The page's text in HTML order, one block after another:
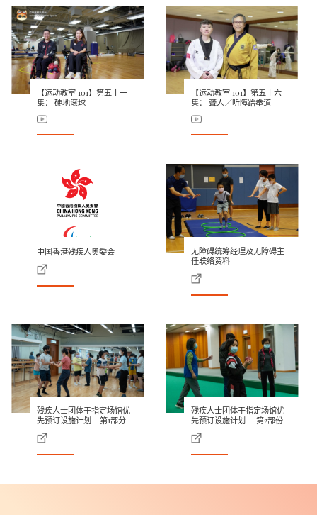
【运动教室 101】第五十一
集： 硬地滚球
【运动教室 101】第五十六
集： 聋人／听障跆拳道
中国香港残疾人奥委会
无障碍统筹经理及无障碍主
任联络资料
残疾人士团体于指定场馆优
先预订设施计划 - 第1部分
残疾人士团体于指定场馆优
先预订设施计划 - 第2部份